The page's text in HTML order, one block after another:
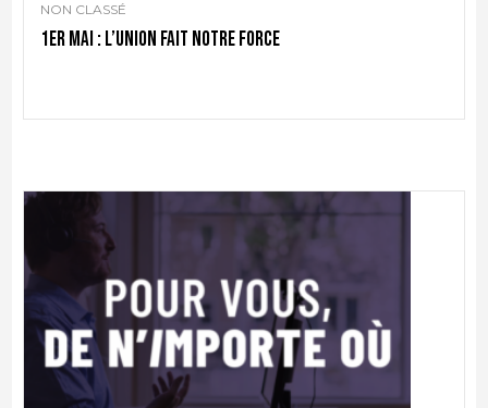
NON CLASSÉ
1er mai : l’union fait notre force